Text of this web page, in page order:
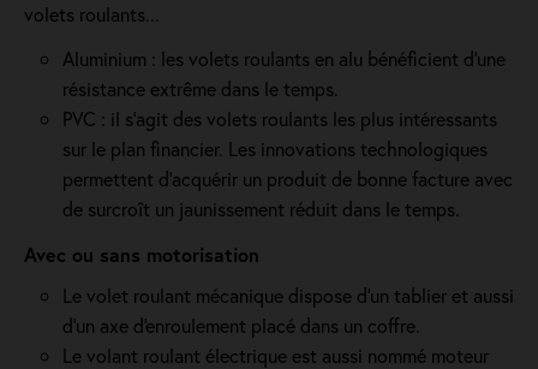
volets roulants...
Aluminium : les volets roulants en alu bénéficient d'une
résistance extrême dans le temps.
PVC : il s'agit des volets roulants les plus intéressants
sur le plan financier. Les innovations technologiques
permettent d'acquérir un produit de bonne facture avec
de surcroît un jaunissement réduit dans le temps.
Avec ou sans motorisation
Le volet roulant mécanique dispose d'un tablier et aussi
d'un axe d'enroulement placé dans un coffre.
Le volant roulant électrique est aussi nommé moteur